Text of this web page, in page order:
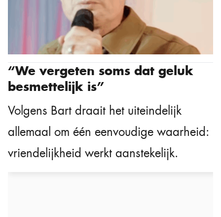
“We vergeten soms dat geluk
besmettelijk is”
Volgens Bart draait het uiteindelijk
allemaal om één eenvoudige waarheid:
vriendelijkheid werkt aanstekelijk.